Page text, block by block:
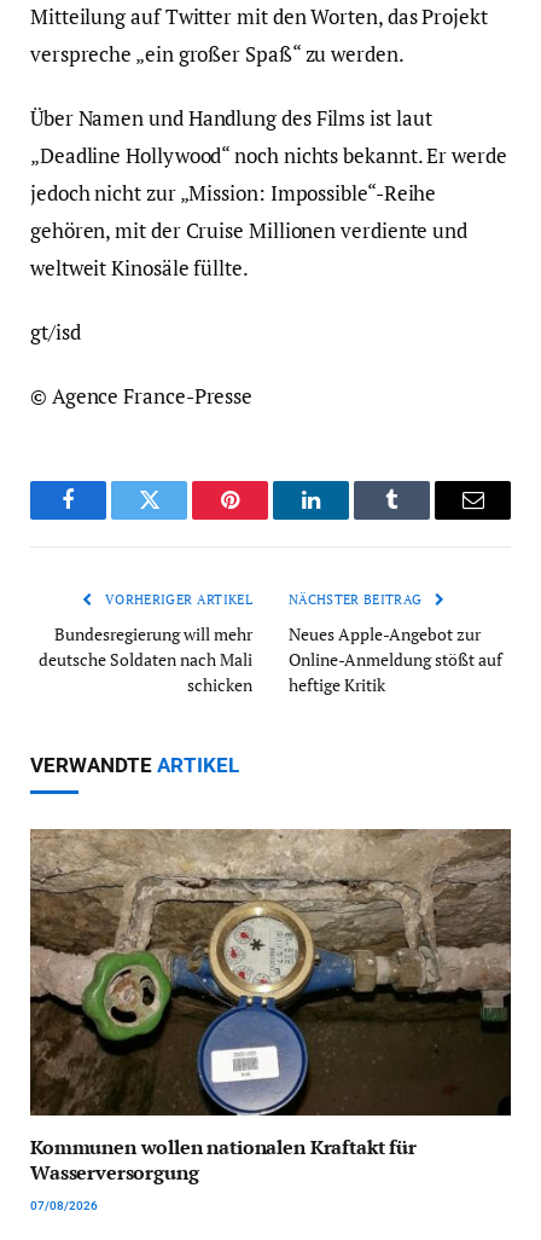
Mitteilung auf Twitter mit den Worten, das Projekt
verspreche „ein großer Spaß“ zu werden.
Über Namen und Handlung des Films ist laut
„Deadline Hollywood“ noch nichts bekannt. Er werde
jedoch nicht zur „Mission: Impossible“-Reihe
gehören, mit der Cruise Millionen verdiente und
weltweit Kinosäle füllte.
gt/isd
© Agence France-Presse
FacebookTwitter Pinterest LinkedInTumblr Email
VORHERIGER ARTIKEL
Bundesregierung will mehr
deutsche Soldaten nach Mali
schicken
NÄCHSTER BEITRAG
Neues Apple-Angebot zur
Online-Anmeldung stößt auf
heftige Kritik
VERWANDTE ARTIKEL
Kommunen wollen nationalen Kraftakt für
Wasserversorgung
07/08/2026